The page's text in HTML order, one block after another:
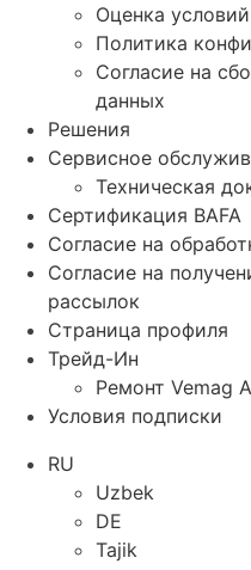
Оценка
Политика
Согласие на
данных
Решения
Сервисное
Техническая
Сертификация BAFA
Согласие на
Согласие на
рассылок
Страница профиля
Трейд-Ин
Ремонт Vemag
Условия подписки
RU
Uzbek
DE
Tajik